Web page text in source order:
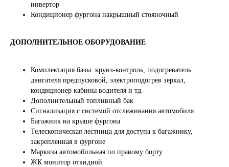
инвертор
Кондиционер фургона накрышный стояночный
ДОПОЛНИТЕЛЬНОЕ ОБОРУДОВАНИЕ
Комплектация базы: круиз-контроль, подогреватель
двигателя предпусковой, электроподогрев зеркал,
кондиционер кабины водителя и тд.
Дополнительный топливный бак
Сигнализация с системой отслеживания автомобиля
Багажник на крыше фургона
Телескопическая лестница для доступа к багажнику,
закрепленная в фургоне
Маркиза автомобильная по правому борту
ЖК монитор откидной
ПОЛУЧИТЕ
КВАЛИФИЦИРОВАННУЮ
КОНСУЛЬТАЦИЮ ПО
ИНТЕРЕСУЮЩЕМУ ВАС ПРОЕКТУ